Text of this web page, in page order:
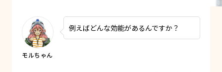
例えばどんな効能があるんですか？